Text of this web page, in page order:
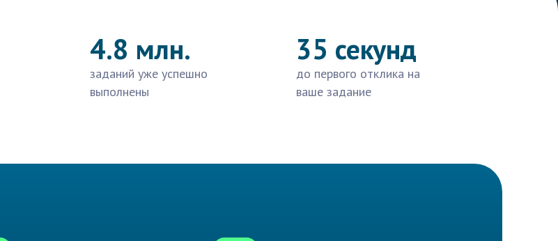
4.8 млн.
заданий уже успешно
выполнены
35 секунд
до первого отклика на
ваше задание